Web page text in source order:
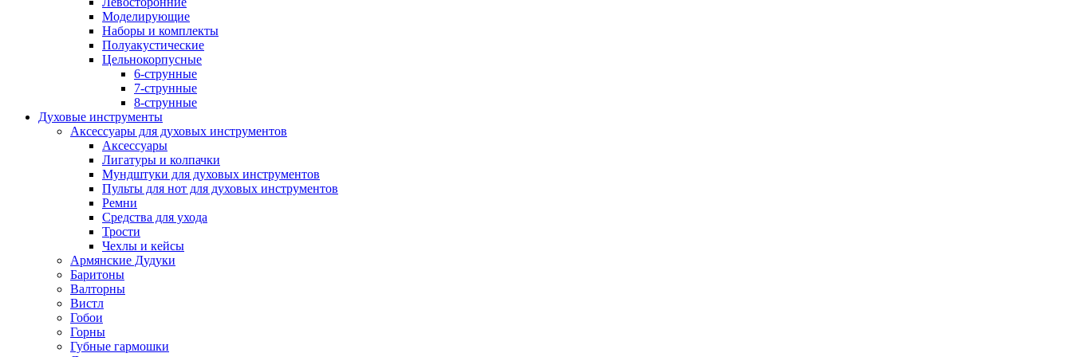
Моделирующие
Наборы и комплекты
Полуакустические
Цельнокорпусные
6-струнные
7-струнные
8-струнные
Духовые инструменты
Аксессуары для духовых инструментов
Аксессуары
Лигатуры и колпачки
Мундштуки для духовых инструментов
Пульты для нот для духовых инструментов
Ремни
Средства для ухода
Трости
Чехлы и кейсы
Армянские Дудуки
Баритоны
Валторны
Вистл
Гобои
Горны
Губные гармошки